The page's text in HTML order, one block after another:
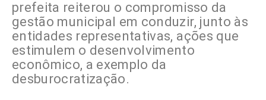
prefeita reiterou o compromisso da
gestão municipal em conduzir, junto às
entidades representativas, ações que
estimulem o desenvolvimento
econômico, a exemplo da
desburocratização.